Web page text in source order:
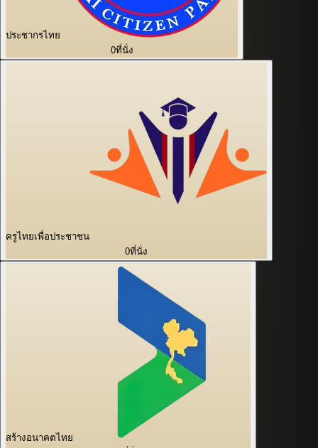
ประชากรไทย
0ที่นั่ง
ครูไทยเพื่อประชาชน
0ที่นั่ง
สร้างอนาคตไทย